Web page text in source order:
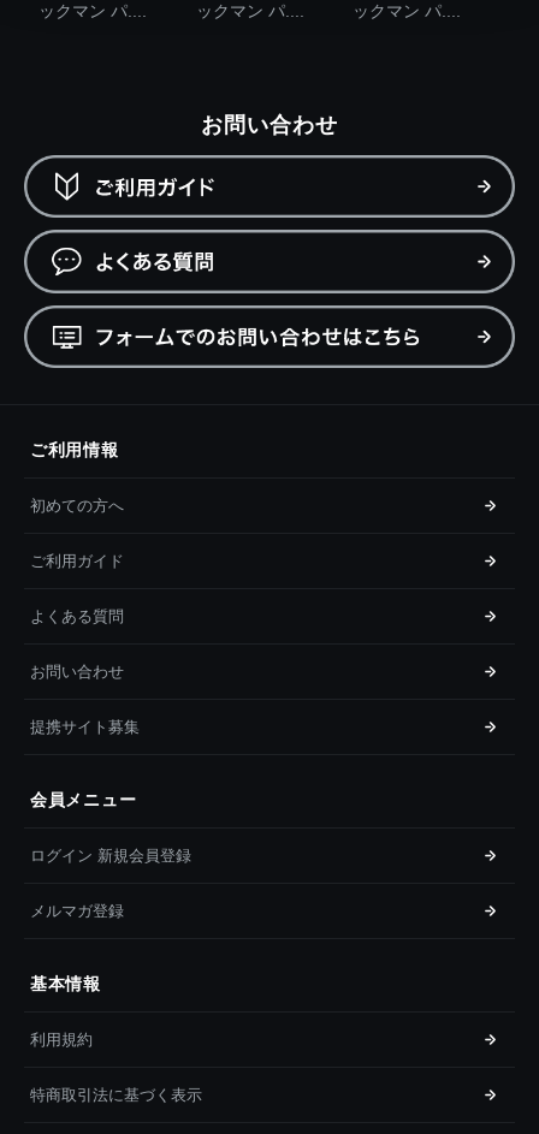
ックマン パ....
ックマン パ....
ックマン パ....
お問い合わせ
ご利用情報
初めての方へ
ご利用ガイド
よくある質問
お問い合わせ
提携サイト募集
会員メニュー
ログイン 新規会員登録
メルマガ登録
基本情報
利用規約
特商取引法に基づく表示